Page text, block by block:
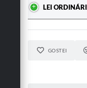
LEI
GOSTEI